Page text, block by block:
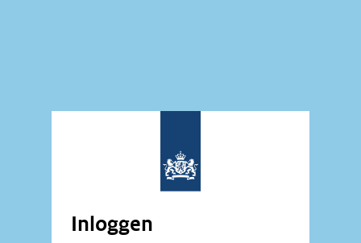
Inloggen